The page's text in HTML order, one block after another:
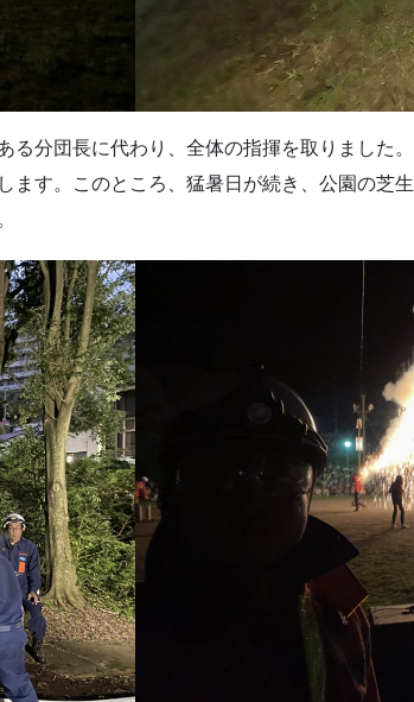
分団長に代わり、全体の指揮を取りました。
す。このところ、猛暑日が続き、公園の芝